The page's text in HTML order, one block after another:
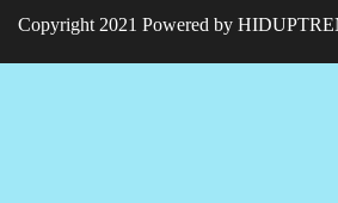
Copyright 2021 Powered by